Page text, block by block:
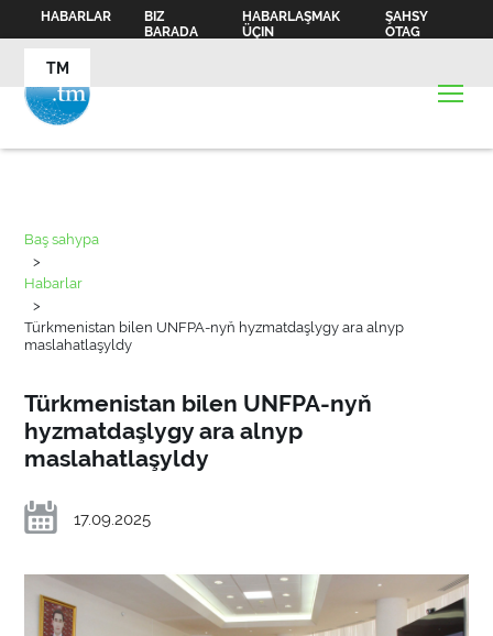
HABARLAR
BIZ
BARADA
HABARLAŞMAK
ÜÇIN
ŞAHSY
OTAG
TM
Baş sahypa
>
Habarlar
>
Türkmenistan bilen UNFPA-nyň hyzmatdaşlygy ara alnyp
maslahatlaşyldy
Türkmenistan bilen UNFPA-nyň
hyzmatdaşlygy ara alnyp
maslahatlaşyldy
17.09.2025